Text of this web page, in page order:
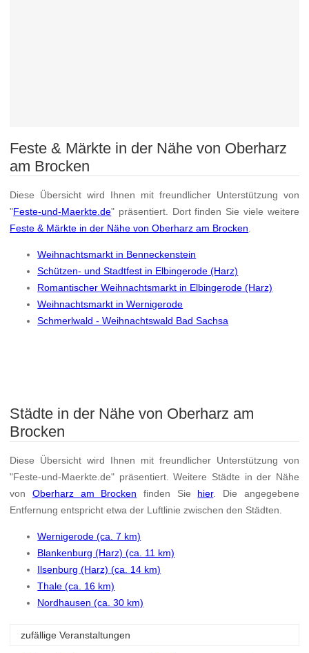
Feste & Märkte in der Nähe von Oberharz
am Brocken
Diese Übersicht wird Ihnen mit freundlicher Unterstützung von
"Feste-und-Maerkte.de" präsentiert. Dort finden Sie viele weitere
Feste & Märkte in der Nähe von Oberharz am Brocken
Weihnachtsmarkt in Benneckenstein
Schützen- und Stadtfest in Elbingerode (Harz)
Romantischer Weihnachtsmarkt in Elbingerode (Harz)
Weihnachtsmarkt in Wernigerode
Schmerlwald - Weihnachtswald Bad Sachsa
Städte in der Nähe von Oberharz am
Brocken
Diese Übersicht wird Ihnen mit freundlicher Unterstützung von
"Feste-und-Maerkte.de" präsentiert. Weitere Städte in der Nähe
von Oberharz am Brocken finden Sie hier. Die angegebene
Entfernung entspricht etwa der Luftlinie zwischen den Städten.
Wernigerode (ca. 7 km)
Blankenburg (Harz) (ca. 11 km)
Ilsenburg (Harz) (ca. 14 km)
Thale (ca. 16 km)
Nordhausen (ca. 30 km)
zufällige Veranstaltungen